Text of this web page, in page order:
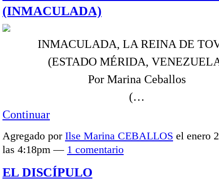
(INMACULADA)
INMACULADA, LA REINA DE
(ESTADO MÉRIDA,
Por Marina Ceballos
(…
Continuar
Agregado por Ilse Marina CEBALLOS el enero
las 4:18pm — 1 comentario
EL DISCÍPULO